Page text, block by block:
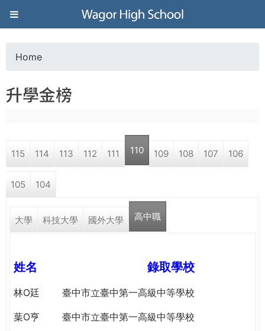
Jump to navigation
葳
格
高
學
o
a
r
e
e
Home
升學金榜
115 114 113 112 111 110 109 108 107 106
105 104
大學 科技大學 國外大學 高中職
姓名 錄取學校
林O廷 臺中市立臺中第一高級中等學校
葉O亨 臺中市立臺中第一高級中等學校